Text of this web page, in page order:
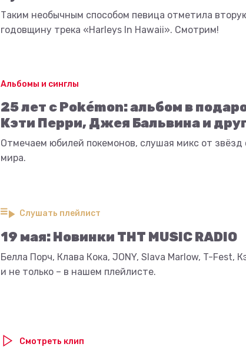
Таким необычным способом певица отметила
годовщину трека «Harleys In Hawaii». Смотрим!
Альбомы и синглы
25 лет с Pokémon: альбом в
Кэти Перри, Джея Бальвина и
Отмечаем юбилей покемонов, слушая микс от звёзд
мира.
Слушать плейлист
19 мая: Новинки ТНТ MUSIC RADIO
Белла Порч, Клава Кока, JONY, Slava Marlow, T-Fest,
и не только – в нашем плейлисте.
Смотреть клип